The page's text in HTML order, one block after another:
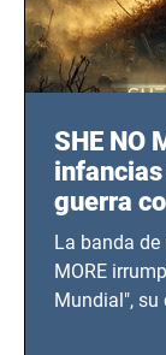
SHE NO
guerra
La banda de
MORE
Mundial", su